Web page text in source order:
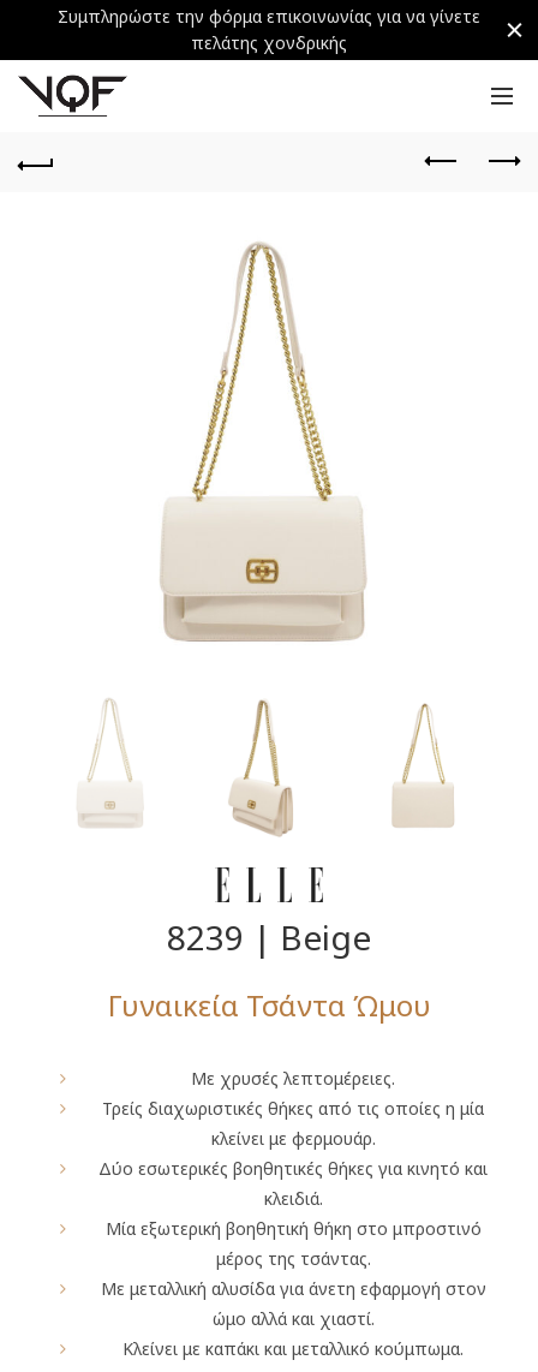
8239 | Beige
Γυναικεία Τσάντα Ώμου
Με χρυσές λεπτομέρειες.
Τρείς διαχωριστικές θήκες από τις οποίες η μία
κλείνει με φερμουάρ.
Δύο εσωτερικές βοηθητικές θήκες για κινητό και
κλειδιά.
Μία εξωτερική βοηθητική θήκη στο μπροστινό
μέρος της τσάντας.
Με μεταλλική αλυσίδα για άνετη εφαρμογή στον
ώμο αλλά και χιαστί.
Κλείνει με καπάκι και μεταλλικό κούμπωμα.
Συμπληρώστε την φόρμα επικοινωνίας για να γίνετε
πελάτης χονδρικής